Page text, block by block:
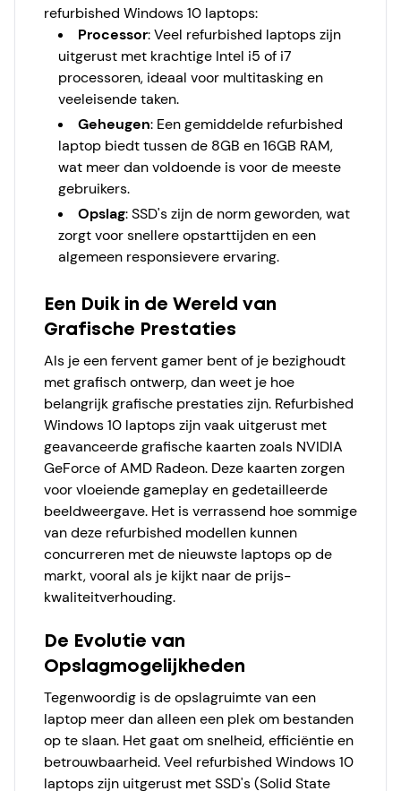
refurbished Windows 10 laptops:
Processor:Veel refurbished laptops zijn
uitgerust met krachtige Intel i5 of i7
processoren, ideaal voor multitasking en
veeleisende taken.
Geheugen: Een gemiddelde refurbished
laptop biedt tussen de 8GB en 16GB RAM,
wat meer dan voldoende is voor de meeste
gebruikers.
Opslag:SSD's zijn de norm geworden, wat
zorgt voor snellere opstarttijden en een
algemeen responsievere ervaring.
Een Duik in de Wereld van
Grafische Prestaties
Als je een fervent gamer bent of je bezighoudt
met grafisch ontwerp, dan weet je hoe
belangrijk grafische prestaties zijn. Refurbished
Windows 10 laptops zijn vaak uitgerust met
geavanceerde grafische kaarten zoals NVIDIA
GeForce of AMD Radeon. Deze kaarten zorgen
voor vloeiende gameplay en gedetailleerde
beeldweergave. Het is verrassend hoe sommige
van deze refurbished modellen kunnen
concurreren met de nieuwste laptops op de
markt, vooral als je kijkt naar de prijs-
kwaliteitverhouding.
De Evolutie van
Opslagmogelijkheden
Tegenwoordig is de opslagruimte van een
laptop meer dan alleen een plek om bestanden
op te slaan. Het gaat om snelheid, efficiëntie en
betrouwbaarheid. Veel refurbished Windows 10
laptops zijn uitgerust met SSD's (Solid State